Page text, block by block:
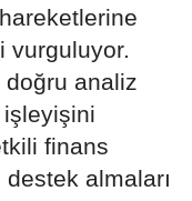
vurguluyor.
doğru analiz
işleyişini
finans
almaları